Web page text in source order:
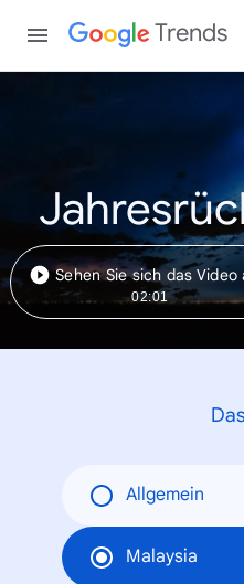
Trends
Sehen Sie sich das Video
02:01
Allgemein
Malaysia